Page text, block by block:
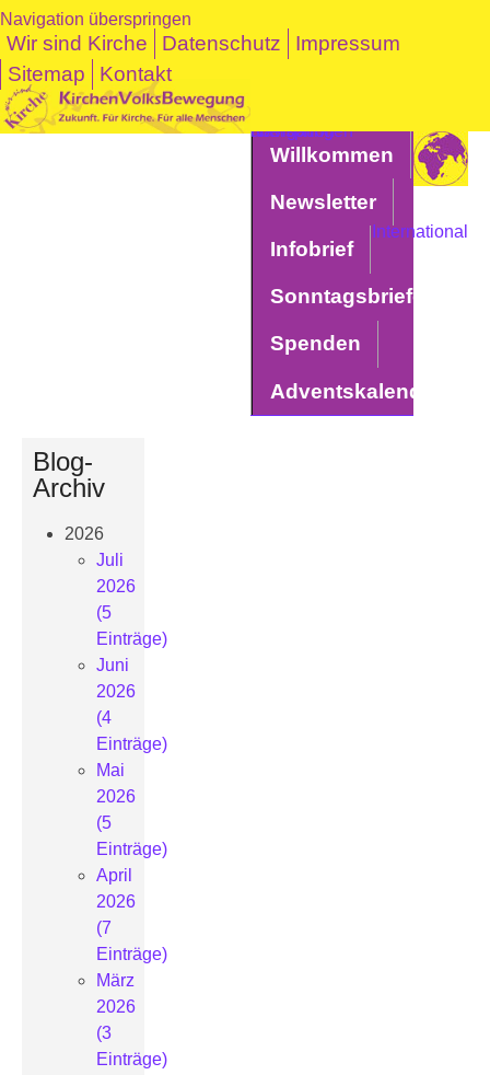
Navigation überspringen
Wir sind Kirche Datenschutz
Impressum
Sitemap
Kontakt
International
Navigation überspringen
Willkommen
Newsletter
Infobrief
Sonntagsbriefe
Spenden
Adventskalender
Blog-
Archiv
2026
Juli
2026
(5
Einträge)
Juni
2026
(4
Einträge)
Mai
2026
(5
Einträge)
April
2026
(7
Einträge)
März
2026
(3
Einträge)